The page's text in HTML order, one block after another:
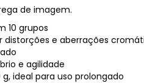
de imagem.
10 grupos
distorções e aberrações
e agilidade
ideal para uso prolongado